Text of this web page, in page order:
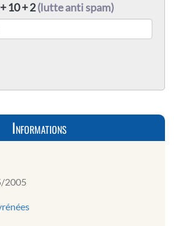
10 + 2(lutte anti spam)
Informations
2005